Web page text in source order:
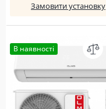
Замовити установку
В наявності